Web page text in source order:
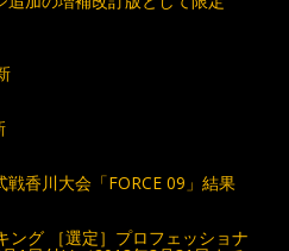
香川大会「FORCE 09」結果
ング ［選定］プロフェッショナ